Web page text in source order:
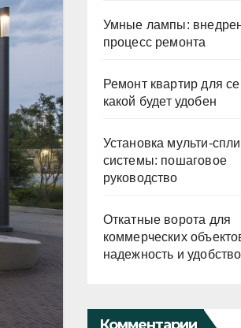
Умные лампы:
процесс ремонта
Ремонт квартир для
какой будет удобен
Установка мульти-
системы: пошаговое
руководство
Откатные ворота для
коммерческих
надежность и удобство